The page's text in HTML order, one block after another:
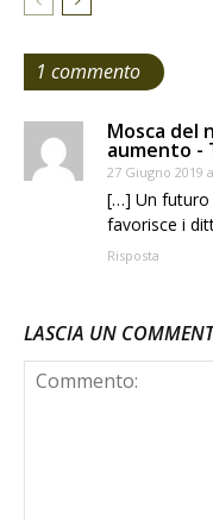
1 commento
Mosca del
aumento -
27 Giugno 2019
[…] Un futuro
favorisce i
Risposta
LASCIA UN